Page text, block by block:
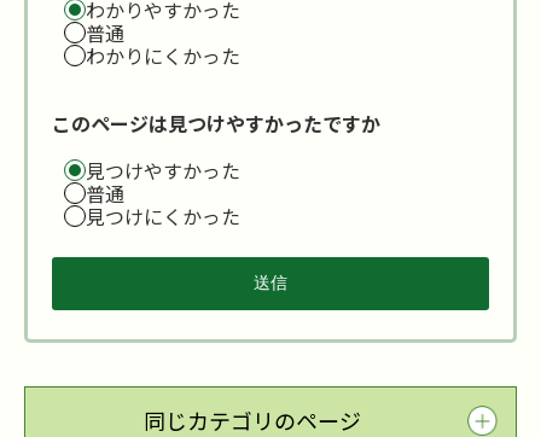
わかりやすかった
普通
わかりにくかった
このページは見つけやすかったですか
見つけやすかった
普通
見つけにくかった
同じカテゴリのページ